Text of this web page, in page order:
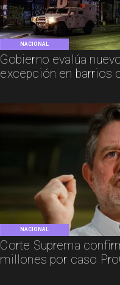
NACIONAL
Gobierno evalúa
excepción en barrios
NACIONAL
Corte Suprema
millones por caso